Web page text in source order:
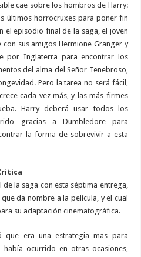
cae sobre los hombros de Harry:
últimos horrocruxes para poner fin
el episodio final de la saga, el joven
sus amigos Hermione Granger y
por Inglaterra para encontrar los
del alma del Señor Tenebroso,
Pero la tarea no será fácil,
cada vez más, y las más firmes
Harry deberá usar todos los
gracias a Dumbledore para
la forma de sobrevivir a esta
la saga con esta séptima entrega,
da nombre a la película, y el cual
su adaptación cinematográfica.
que era una estrategia mas para
ocurrido en otras ocasiones,